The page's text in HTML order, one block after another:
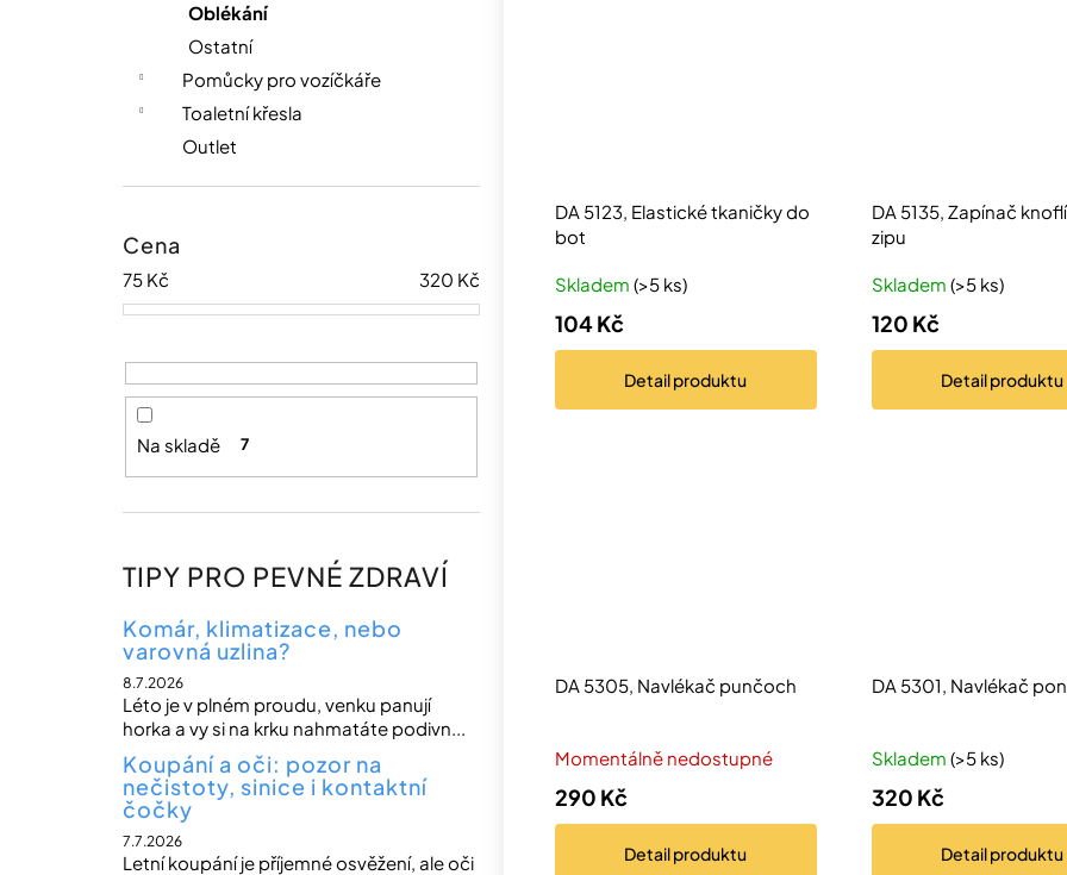
Oblékání
Ostatní
Pomůcky pro vozíčkáře
Toaletní křesla
Outlet
Cena
75 Kč 320 Kč
Na skladě 7
TIPY PRO PEVNÉ ZDRAVÍ
Komár, klimatizace, nebo
varovná uzlina?
8.7.2026
Léto je v plném proudu, venku panují
horka a vy si na krku nahmatáte podivn...
Koupání a oči: pozor na
nečistoty, sinice i kontaktní
čočky
7.7.2026
Letní koupání je příjemné osvěžení, ale oči
DA 5123, Elastické tkaničky do
bot
Skladem(>5 ks)
104 Kč
Detailproduktu
DA 5135, Zapínač
zipu
Skladem(>5 ks)
120 Kč
Detailproduktu
DA 5305, Navlékač punčoch
Momentálně nedostupné
290 Kč
Detailproduktu
DA 5301, Navlékač
Skladem(>5 ks)
320 Kč
Detailproduktu